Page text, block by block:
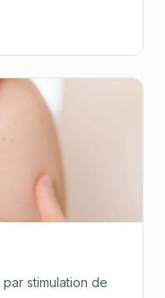
stimulation de